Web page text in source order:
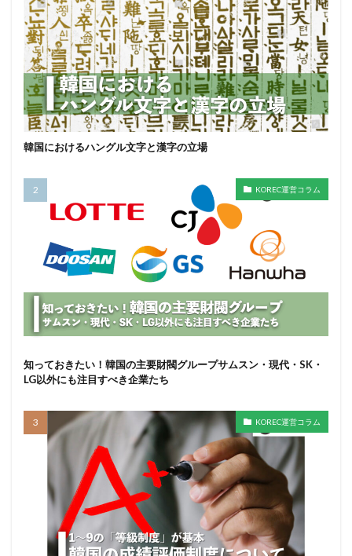
韓国におけるハングル文字と漢字の立場
KOREC運営コラム
知っておきたい！韓国の主要財閥グループサムスン・現代・SK・
LG以外にも注目すべき企業たち
KOREC運営コラム